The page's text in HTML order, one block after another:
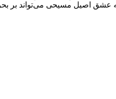
اصیل مسیحی می‌تواند بر